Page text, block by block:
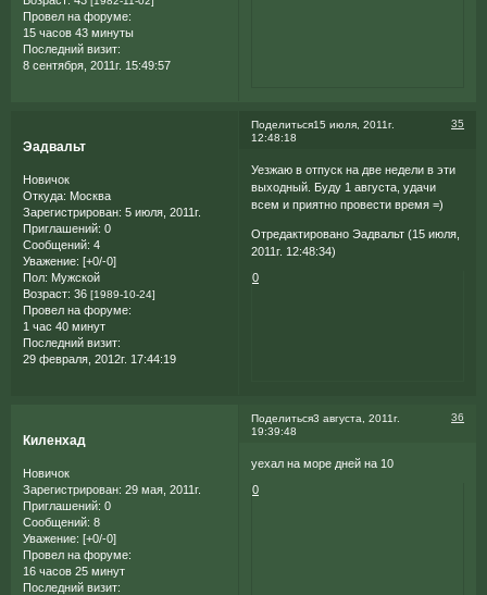
Провел на форуме:
15 часов 43 минуты
Последний визит:
8 сентября, 2011г. 15:49:57
Поделиться 35
15 июля, 2011г.
12:48:18
Эадвальт
Новичок
Откуда: Москва
Зарегистрирован: 5 июля, 2011г.
Приглашений: 0
Сообщений: 4
Уважение: [+0/-0]
Пол: Мужской
Возраст: 36 [1989-10-24]
Провел на форуме:
1 час 40 минут
Последний визит:
29 февраля, 2012г. 17:44:19
Уезжаю в отпуск на две недели в эти
выходный. Буду 1 августа, удачи
всем и приятно провести время =)
Отредактировано Эадвальт (15 июля,
2011г. 12:48:34)
0
Поделиться 36
3 августа, 2011г.
19:39:48
Киленхад
Новичок
Зарегистрирован: 29 мая, 2011г.
Приглашений: 0
Сообщений: 8
Уважение: [+0/-0]
Провел на форуме:
16 часов 25 минут
Последний визит:
уехал на море дней на 10
0